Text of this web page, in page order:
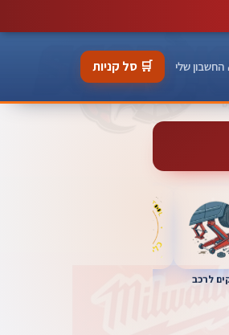
החשבון שלי 🛒 סל קניות
לרכב